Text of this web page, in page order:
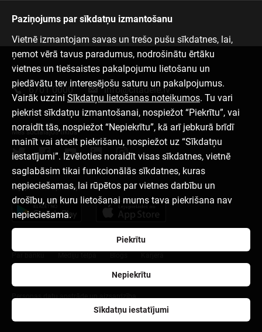
Paziņojums par sīkdatņu izmantošanu
Vietnē izmantojam savas un trešo pušu sīkdatnes, lai,
ņemot vērā tavus paradumus, nodrošinātu ērtāku
vietnes un tiešsaistes pakalpojumu lietošanu un
piedāvātu tev interesējošu saturu un pakalpojumus.
Vairāk uzzini Sīkdatņu lietošanas noteikumos. Tu vari
piekrist sīkdatņu izmantošanai, nospiežot “Piekrītu”, vai
noraidīt tās, nospiežot “Nepiekrītu”, kā arī jebkurā brīdī
mainīt vai atcelt piekrišanu, nospiežot uz “Sīkdatņu
iestatījumi”. Izvēloties noraidīt visas sīkdatnes, vietnē
saglabāsim tikai funkcionālās sīkdatnes, kuras
nepieciešamas, lai rūpētos par vietnes darbību un
drošību, un kuru lietošanai mums tava piekrišana nav
nepieciešama.
Piekrītu
Nepiekrītu
Sīkdatņu iestatījumi
Sazinies ar mums
6701 0000 info@citadele.lv
Mēs sociālajos tīklos
Lejupielādēt aplikāciju
Sīkdatņu iestatījumi
Developers Portal (PSD2)